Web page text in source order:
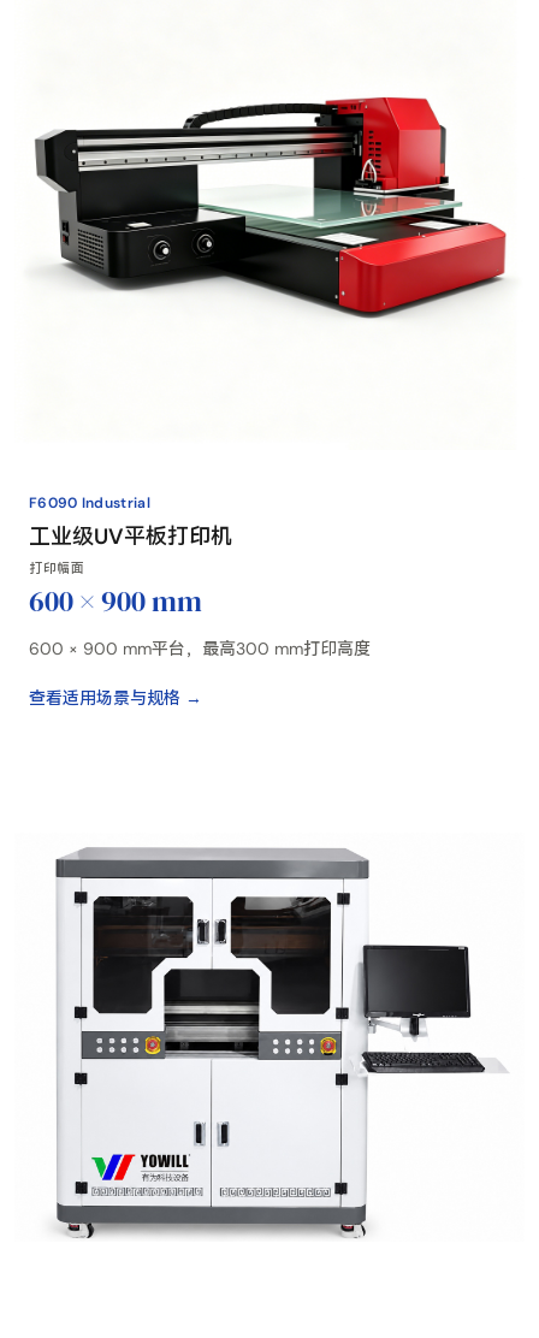
F6090 Industrial
工业级UV平板打印机
打印幅面
600 × 900 mm
600 × 900 mm平台，最高300 mm打印高度
查看适用场景与规格 →